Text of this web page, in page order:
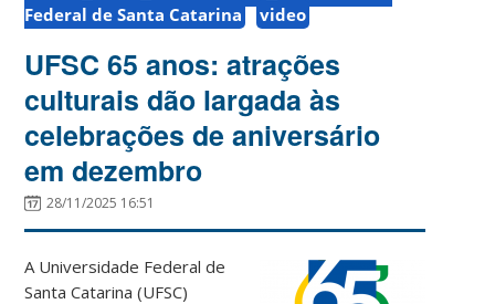
Federal de Santa Catarina
video
UFSC 65 anos: atrações
culturais dão largada às
celebrações de aniversário
em dezembro
28/11/2025 16:51
A Universidade Federal de
Santa Catarina (UFSC)